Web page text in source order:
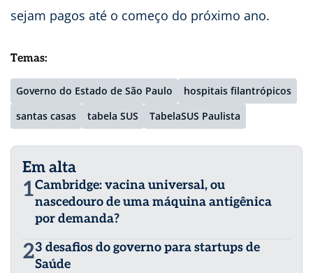
sejam pagos até o começo do próximo ano.
Temas:
Governo do Estado de São Paulo
hospitais filantrópicos
santas casas
tabela SUS TabelaSUS Paulista
Em alta
1Cambridge: vacina universal, ou
nascedouro de uma máquina antigênica
por demanda?
23 desafios do governo para startups de
Saúde